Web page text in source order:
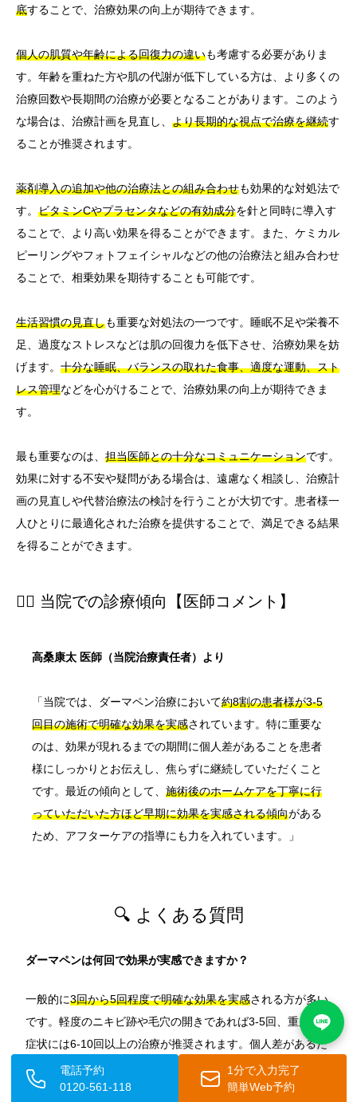
底することで、治療効果の向上が期待できます。
個人の肌質や年齢による回復力の違いも考慮する必要がありま
す。年齢を重ねた方や肌の代謝が低下している方は、より多くの
治療回数や長期間の治療が必要となることがあります。このよう
な場合は、治療計画を見直し、 より長期的な視点で治療を継続す
ることが推奨されます。
薬剤導入の追加や他の治療法との組み合わせも効果的な対処法で
す。 ビタミンCやプラセンタなどの有効成分を針と同時に導入す
ることで、より高い効果を得ることができます。また、ケミカル
ピーリングやフォトフェイシャルなどの他の治療法と組み合わせ
ることで、相乗効果を期待することも可能です。
生活習慣の見直しも重要な対処法の一つです。睡眠不足や栄養不
足、過度なストレスなどは肌の回復力を低下させ、治療効果を妨
げます。 十分な睡眠、バランスの取れた食事、適度な運動、スト
レス管理などを心がけることで、治療効果の向上が期待できま
す。
最も重要なのは、 担当医師との十分なコミュニケーションです。
効果に対する不安や疑問がある場合は、遠慮なく相談し、治療計
画の見直しや代替治療法の検討を行うことが大切です。患者様一
人ひとりに最適化された治療を提供することで、満足できる結果
を得ることができます。
👨‍⚕️ 当院での診療傾向【医師コメント】
高桑康太 医師（当院治療責任者）より
「当院では、ダーマペン治療において約8割の患者様が3-5
回目の施術で明確な効果を実感されています。特に重要な
のは、効果が現れるまでの期間に個人差があることを患者
様にしっかりとお伝えし、焦らずに継続していただくこと
です。最近の傾向として、 施術後のホームケアを丁寧に行
っていただいた方ほど早期に効果を実感される傾向がある
ため、アフターケアの指導にも力を入れています。」
🔍 よくある質問
ダーマペンは何回で効果が実感できますか？
一般的に3回から5回程度で明確な効果を実感される方が多い
です。軽度のニキビ跡や毛穴の開きであれば3-5回、重度の
症状には6-10回以上の治療が推奨されます。個人差があるた
め、専門医と相談しながら最適な治療計画を立てることが重
要です。
電話予約
0120-561-118
1分で入力完了
簡単Web予約